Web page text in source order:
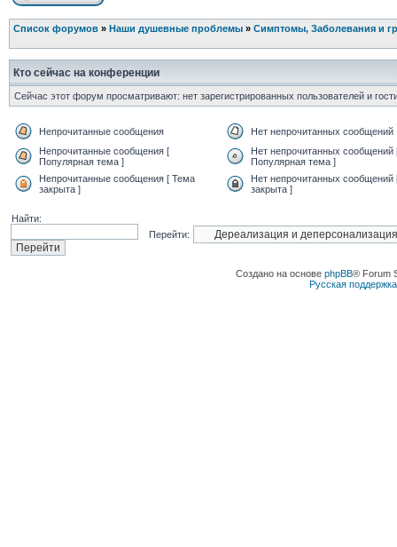
Список форумов» Наши душевные проблемы» Симптомы, Заболевания и
Кто сейчас на конференции
Сейчас этот форум просматривают: нет зарегистрированных пользователей и
Непрочитанные сообщения
Нет непрочитанных сообщений
Непрочитанные сообщения [
Популярная тема ]
Нет непрочитанных сообщений
Популярная тема ]
Непрочитанные сообщения [ Тема
закрыта ]
Нет непрочитанных сообщений
закрыта ]
Найти:
Перейти:
Создано на основе phpBB® Forum
Русская